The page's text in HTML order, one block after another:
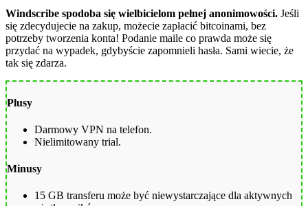
Windscribe spodoba się wielbicielom pełnej anonimowości. Jeśli
się zdecydujecie na zakup, możecie zapłacić bitcoinami, bez
potrzeby tworzenia konta! Podanie maile co prawda może się
przydać na wypadek, gdybyście zapomnieli hasła. Sami wiecie, że
tak się zdarza.
Plusy
Darmowy VPN na telefon.
Nielimitowany trial.
Minusy
15 GB transferu może być niewystarczające dla aktywnych